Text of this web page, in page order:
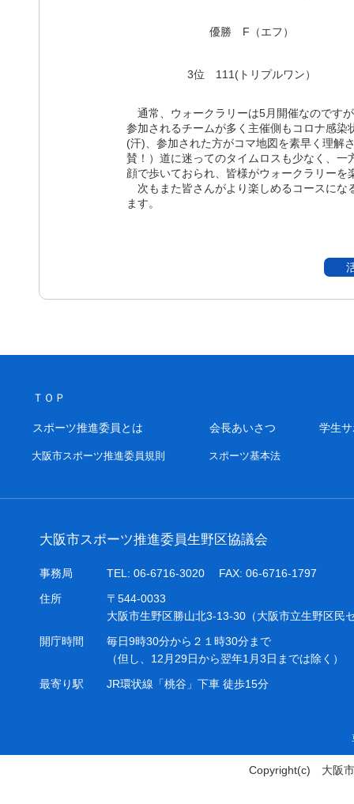
優勝 F（エフ）
3位 111(トリプルワン）
通常、ウォークラリーは5月開催なのです
参加されるチームが多く主催側もコロナ感
(汗)、参加された方がコマ地図を素早く理解
賛！）道に迷ってのタイムロスも少なく、
顔で歩いておられ、皆様がウォークラリー
次もまた皆さんがより楽しめるコースにな
ます。
ＴＯＰ
スポーツ推進委員とは 会長あいさつ 学生
大阪市スポーツ推進委員規則 スポーツ基本法
大阪市スポーツ推進委員生野区協議会
事務局
TEL: 06-6716-3020 FAX: 06-6716-1797
住所
〒544-0033
大阪市生野区勝山北3-13-30（大阪市立生野区民
開庁時間
毎日9時30分から２１時30分まで
（但し、12月29日から翌年1月3日までは除く）
最寄り駅
JR環状線「桃谷」下車 徒歩15分
Copyright(c) 大阪市